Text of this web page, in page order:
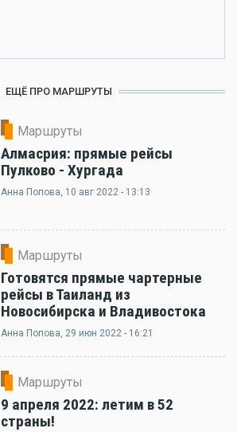
ЕЩЁ ПРО МАРШРУТЫ
Маршруты
Алмасрия: прямые рейсы
Пулково - Хургада
Анна Попова, 10 авг 2022 - 13:13
Маршруты
Готовятся прямые чартерные
рейсы в Таиланд из
Новосибирска и Владивостока
Анна Попова, 29 июн 2022 - 16:21
Маршруты
9 апреля 2022: летим в 52
страны!